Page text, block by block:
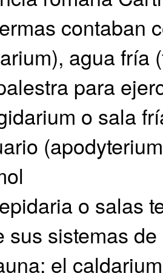
contaban
agua fría
para
o sala
o salas
sus sistemas
el